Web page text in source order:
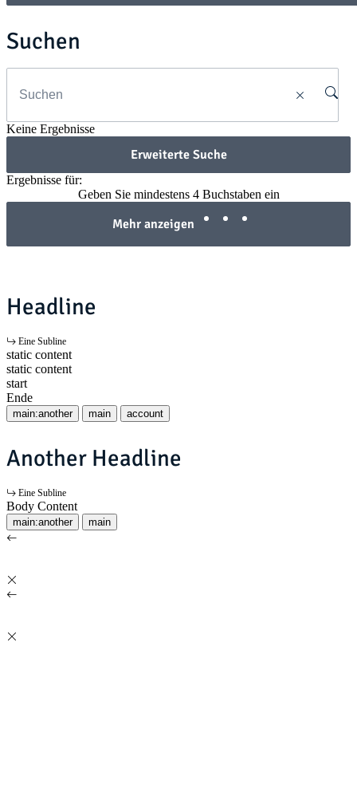
Suchen
Keine Ergebnisse
Erweiterte Suche
Ergebnisse für:
Geben Sie mindestens 4 Buchstaben ein
Mehr anzeigen
Headline
Eine Subline
static content
static content
start
Ende
main:another main account
Another Headline
Eine Subline
Body Content
main:another main